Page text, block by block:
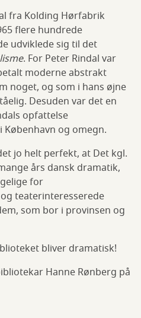
fra Kolding Hørfabrik
flere hundrede
udviklede sig til det
. For Peter Rindal var
moderne abstrakt
noget, og som i hans øjne
Desuden var det en
opfattelse
og omegn.
jo helt perfekt, at Det kgl.
års dansk dramatik,
for
teaterinteresserede
som bor i provinsen og
bliver dramatisk!
Hanne Rønberg på